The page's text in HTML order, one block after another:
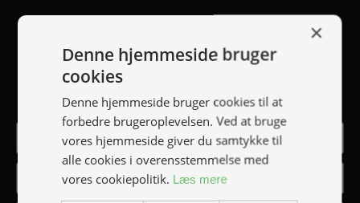
TILMELD NYHEDSMAIL
Vær blandt de første til at modtage info om nye
×
Denne hjemmeside bruger
cookies
Denne hjemmeside bruger cookies til at
forbedre brugeroplevelsen. Ved at bruge
vores hjemmeside giver du samtykke til
alle cookies i overensstemmelse med
vores cookiepolitik. Læs mere